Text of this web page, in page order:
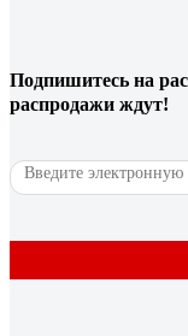
Подпишитесь на
распродажи ждут!